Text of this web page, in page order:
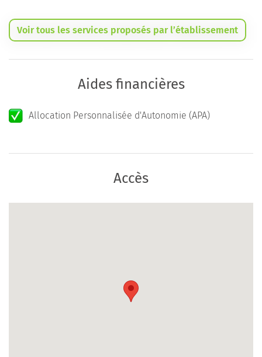
Voir tous les services proposés par l’établissement
Aides financières
Allocation Personnalisée d'Autonomie (APA)
Accès